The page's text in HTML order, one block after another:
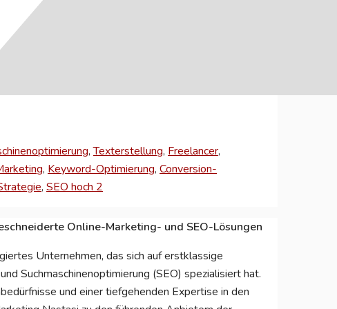
,Texterstellung, Freelancer,
, Keyword-Optimierung, Conversion-
, SEO hoch 2
Online-Marketing- und SEO-Lösungen
Unternehmen, das sich auf erstklassige
Suchmaschinenoptimierung (SEO) spezialisiert hat.
und einer tiefgehenden Expertise in den